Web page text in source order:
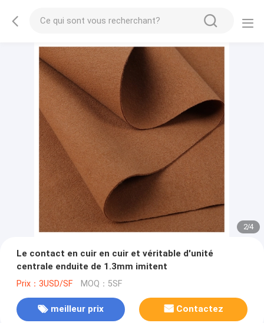
2/4
Le contact en cuir en cuir et véritable d'unité
centrale enduite de 1.3mm imitent
Prix：3USD/SF MOQ：5SF
meilleur prix Contactez